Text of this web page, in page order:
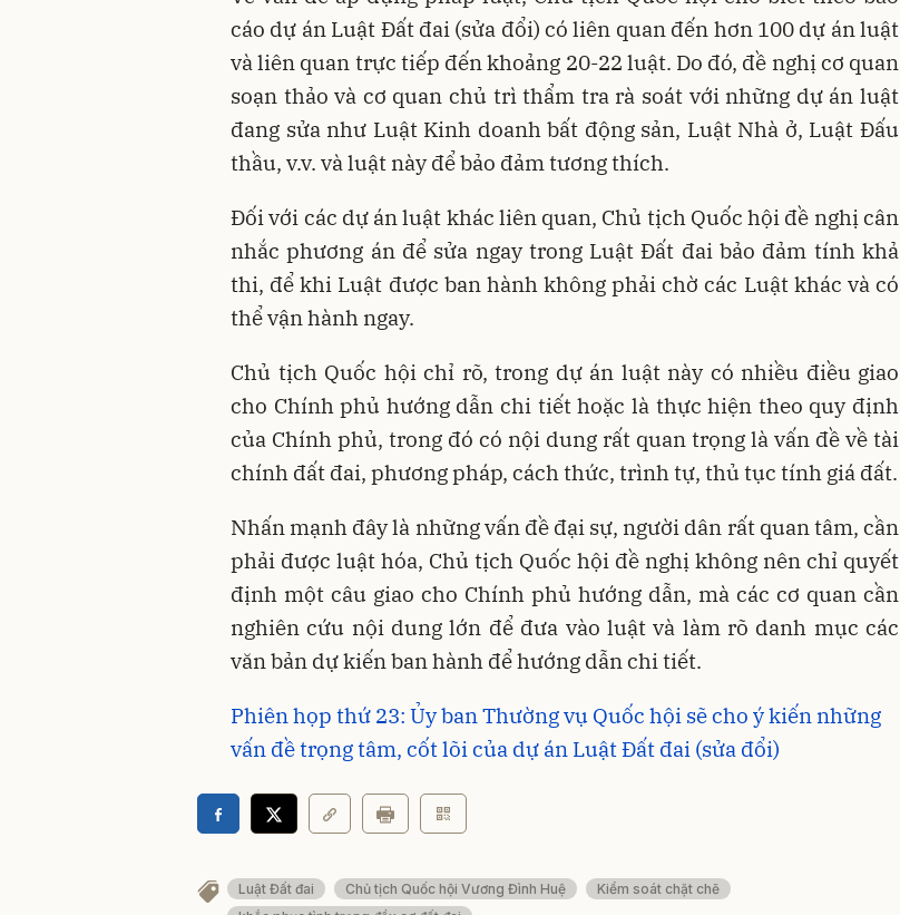
cáo dự án Luật Đất đai (sửa đổi) có liên quan đến hơn 100 dự án luật
và liên quan trực tiếp đến khoảng 20-22 luật. Do đó, đề nghị cơ quan
soạn thảo và cơ quan chủ trì thẩm tra rà soát với những dự án luật
đang sửa như Luật Kinh doanh bất động sản, Luật Nhà ở, Luật Đấu
thầu, v.v. và luật này để bảo đảm tương thích.
Đối với các dự án luật khác liên quan, Chủ tịch Quốc hội đề nghị cân
nhắc phương án để sửa ngay trong Luật Đất đai bảo đảm tính khả
thi, để khi Luật được ban hành không phải chờ các Luật khác và có
thể vận hành ngay.
Chủ tịch Quốc hội chỉ rõ, trong dự án luật này có nhiều điều giao
cho Chính phủ hướng dẫn chi tiết hoặc là thực hiện theo quy định
của Chính phủ, trong đó có nội dung rất quan trọng là vấn đề về tài
chính đất đai, phương pháp, cách thức, trình tự, thủ tục tính giá đất.
Nhấn mạnh đây là những vấn đề đại sự, người dân rất quan tâm, cần
phải được luật hóa, Chủ tịch Quốc hội đề nghị không nên chỉ quyết
định một câu giao cho Chính phủ hướng dẫn, mà các cơ quan cần
nghiên cứu nội dung lớn để đưa vào luật và làm rõ danh mục các
văn bản dự kiến ban hành để hướng dẫn chi tiết.
Phiên họp thứ 23: Ủy ban Thường vụ Quốc hội sẽ cho ý kiến những
vấn đề trọng tâm, cốt lõi của dự án Luật Đất đai (sửa đổi)
Luật Đất đai Chủ tịch Quốc hội Vương Đình Huệ
Kiểm soát chặt chẽ